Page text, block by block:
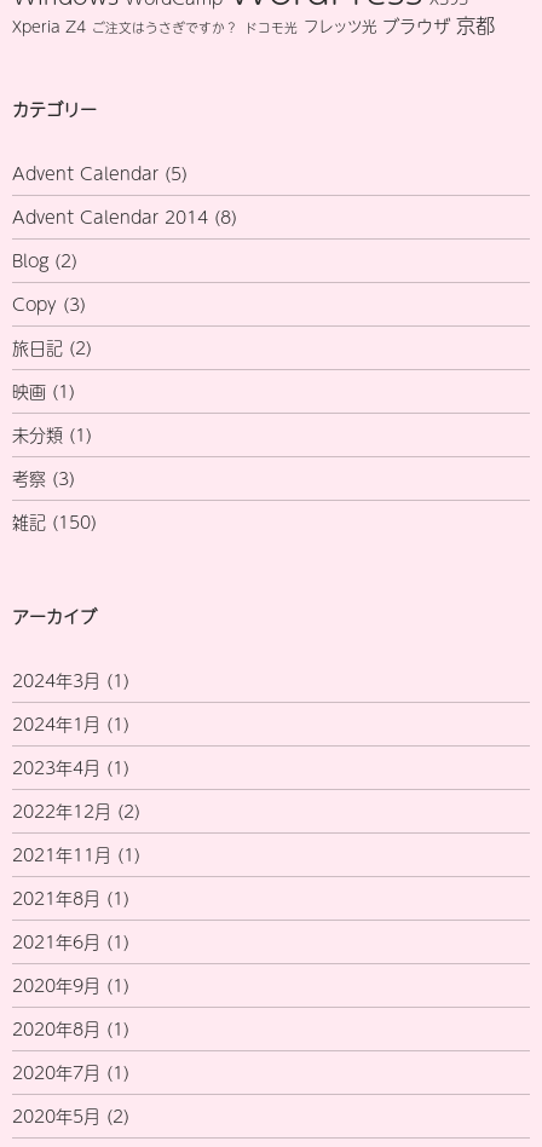
Xperia Z4 ご注文はうさぎですか？ ドコモ光 フレッツ光 ブラウザ 京都
カテゴリー
Advent Calendar (5)
Advent Calendar 2014 (8)
Blog (2)
Copy (3)
旅日記 (2)
映画 (1)
未分類 (1)
考察 (3)
雑記 (150)
アーカイブ
2024年3月 (1)
2024年1月 (1)
2023年4月 (1)
2022年12月 (2)
2021年11月 (1)
2021年8月 (1)
2021年6月 (1)
2020年9月 (1)
2020年8月 (1)
2020年7月 (1)
2020年5月 (2)